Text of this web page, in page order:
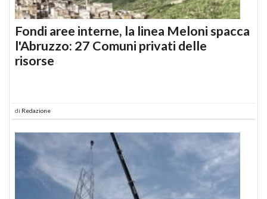
Fondi aree interne, la linea Meloni spacca
l'Abruzzo: 27 Comuni privati delle
risorse
di Redazione